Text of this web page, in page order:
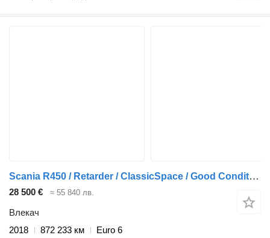
Scania R450 / Retarder / ClassicSpace / Good Condition
28 500 € ≈ 55 840 лв.
Влекач
2018
872 233 км
Euro 6